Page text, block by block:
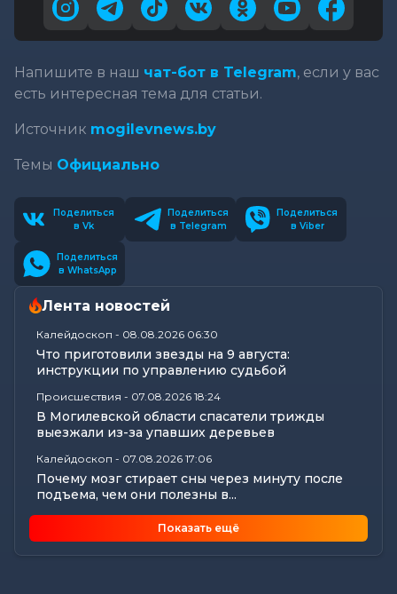
Напишите в наш чат-бот в Telegram, если у вас
есть интересная тема для статьи.
Источник mogilevnews.by
Темы Официально
Поделиться
в Vk
Поделиться
в Telegram
Поделиться
в Viber
Поделиться
в WhatsApp
Лента новостей
Калейдоскоп - 08.08.2026 06:30
Что приготовили звезды на 9 августа:
инструкции по управлению судьбой
Происшествия - 07.08.2026 18:24
В Могилевской области спасатели трижды
выезжали из-за упавших деревьев
Калейдоскоп - 07.08.2026 17:06
Почему мозг стирает сны через минуту после
подъема, чем они полезны в...
Чем обернулась незаконная минимизация
налоговых обязательств для...
Показать ещё